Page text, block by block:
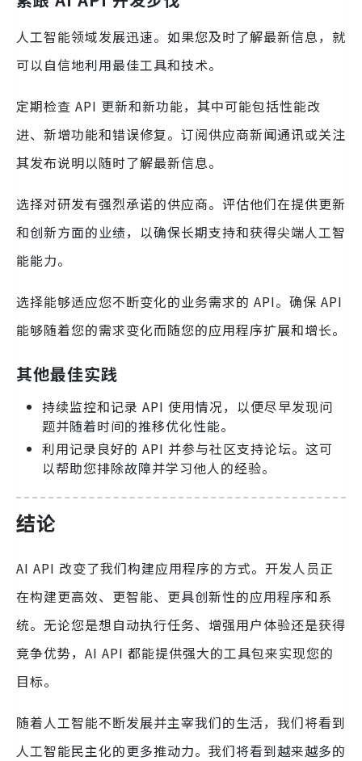
人工智能领域发展迅速。如果您及时了解最新信息，就
可以自信地利用最佳工具和技术。
定期检查 API 更新和新功能，其中可能包括性能改
进、新增功能和错误修复。订阅供应商新闻通讯或关注
其发布说明以随时了解最新信息。
选择对研发有强烈承诺的供应商。评估他们在提供更新
和创新方面的业绩，以确保长期支持和获得尖端人工智
能能力。
选择能够适应您不断变化的业务需求的 API。确保 API
能够随着您的需求变化而随您的应用程序扩展和增长。
其他最佳实践
持续监控和记录 API 使用情况，以便尽早发现问
题并随着时间的推移优化性能。
利用记录良好的 API 并参与社区支持论坛。这可
以帮助您排除故障并学习他人的经验。
结论
AI API 改变了我们构建应用程序的方式。开发人员正
在构建更高效、更智能、更具创新性的应用程序和系
统。无论您是想自动执行任务、增强用户体验还是获得
竞争优势，AI API 都能提供强大的工具包来实现您的
目标。
随着人工智能不断发展并主宰我们的生活，我们将看到
人工智能民主化的更多推动力。我们将看到越来越多的